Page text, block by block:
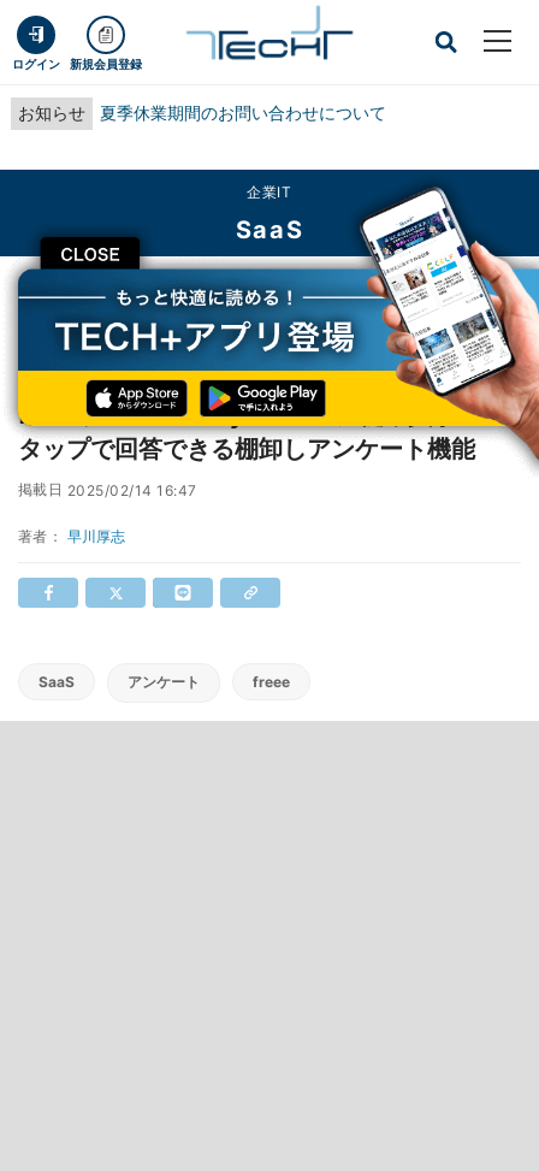
ログイン 新規会員登録
お知らせ 夏季休業期間のお問い合わせについて
CLOSE
企業IT
SaaS
TECH+ 企業IT
SaaS
freee、「Bundle by freee」に従業員がワンタップで回答できる棚卸しアンケ
freee、「Bundle by freee」に従業員がワン
タップで回答できる棚卸しアンケート機能
掲載日 2025/02/14 16:47
著者： 早川厚志
SaaS アンケート freee